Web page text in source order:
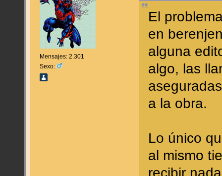
Mensajes: 2.301
Sexo:
El
en
alguna
algo, las
a la obra.
Lo único
al mismo